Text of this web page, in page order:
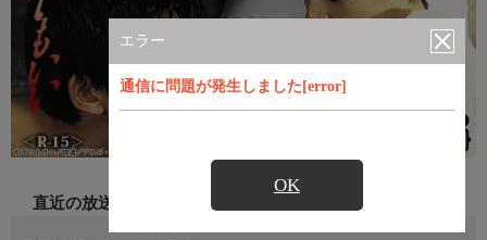
エラー
通信に問題が発生しました[error]
OK
直近の放送